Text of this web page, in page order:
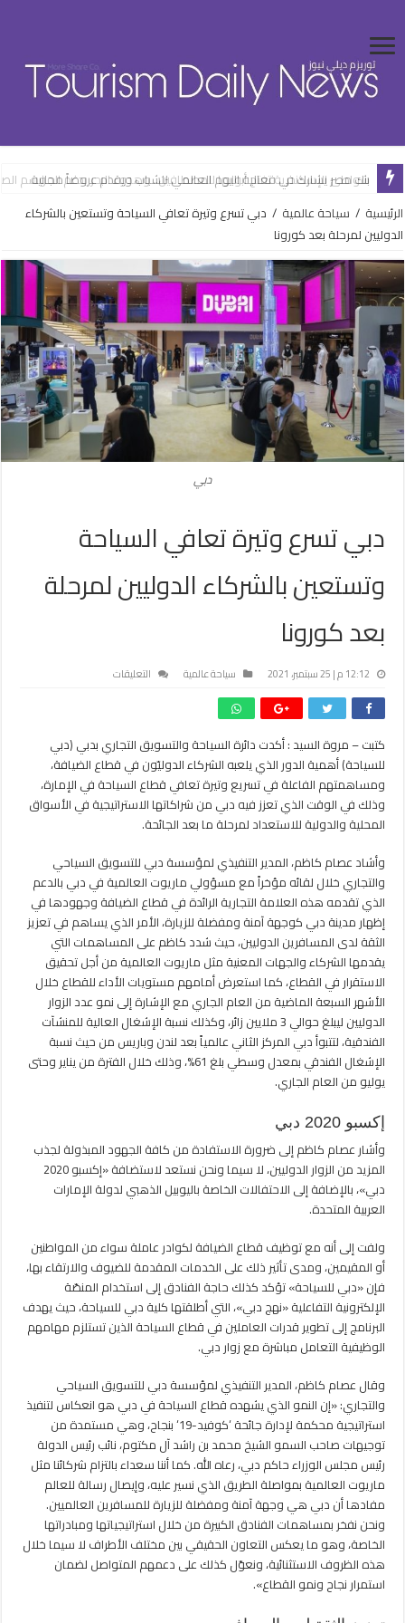
بنك مصر يشارك في فعالية اليوم العالمي للشباب ويقدم عروضاً مجانية
الرئيسية / سياحة عالمية / دبي تسرع وتيرة تعافي السياحة وتستعين بالشركاء
الدوليين لمرحلة بعد كورونا
دبي
دبي تسرع وتيرة تعافي السياحة
وتستعين بالشركاء الدوليين لمرحلة
بعد كورونا
12:12 م | 25 سبتمبر، 2021 سياحة عالمية التعليقات
تعافي
السياحة
وتستعين
بالشركاء
الدوليين
كورونا
مغلقة
كتبت – مروة السيد : أكدت دائرة السياحة والتسويق التجاري بدبي (دبي
للسياحة) أهمية الدور الذي يلعبه الشركاء الدوليّون في قطاع الضيافة،
ومساهمتهم الفاعلة في تسريع وتيرة تعافي قطاع السياحة في الإمارة،
وذلك في الوقت الذي تعزز فيه دبي من شراكاتها الاستراتيجية في الأسواق
المحلية والدولية للاستعداد لمرحلة ما بعد الجائحة.
وأشاد عصام كاظم، المدير التنفيذي لمؤسسة دبي للتسويق السياحي
والتجاري خلال لقائه مؤخراً مع مسؤولي ماريوت العالمية في دبي بالدعم
الذي تقدمه هذه العلامة التجارية الرائدة في قطاع الضيافة وجهودها في
إظهار مدينة دبي كوجهة آمنة ومفضلة للزيارة، الأمر الذي يساهم في تعزيز
الثقة لدى المسافرين الدوليين، حيث شدد كاظم على المساهمات التي
يقدمها الشركاء والجهات المعنية مثل ماريوت العالمية من أجل تحقيق
الاستقرار في القطاع، كما استعرض أمامهم مستويات الأداء للقطاع خلال
الأشهر السبعة الماضية من العام الجاري مع الإشارة إلى نمو عدد الزوار
الدوليين ليبلغ حوالي 3 ملايين زائر، وكذلك نسبة الإشغال العالية للمنشآت
الفندقية، لتتبوأ دبي المركز الثاني عالمياً بعد لندن وباريس من حيث نسبة
الإشغال الفندقي بمعدل وسطي بلغ 61%، وذلك خلال الفترة من يناير وحتى
يوليو من العام الجاري.
إكسبو 2020 دبي
وأشار عصام كاظم إلى ضرورة الاستفادة من كافة الجهود المبذولة لجذب
المزيد من الزوار الدوليين، لا سيما ونحن نستعد لاستضافة «إكسبو 2020
دبي»، بالإضافة إلى الاحتفالات الخاصة باليوبيل الذهبي لدولة الإمارات
العربية المتحدة.
ولفت إلى أنه مع توظيف قطاع الضيافة لكوادر عاملة سواء من المواطنين
أو المقيمين، ومدى تأثير ذلك على الخدمات المقدمة للضيوف والارتقاء بها،
فإن «دبي للسياحة» تؤكد كذلك حاجة الفنادق إلى استخدام المنصّة
الإلكترونية التفاعلية «نهج دبي»، التي أطلقتها كلية دبي للسياحة، حيث يهدف
البرنامج إلى تطوير قدرات العاملين في قطاع السياحة الذين تستلزم مهامهم
الوظيفية التعامل مباشرة مع زوار دبي.
وقال عصام كاظم، المدير التنفيذي لمؤسسة دبي للتسويق السياحي
والتجاري: «إن النمو الذي يشهده قطاع السياحة في دبي هو انعكاس لتنفيذ
استراتيجية محكمة لإدارة جائحة ‘كوفيد-19‘ بنجاح، وهي مستمدة من
توجيهات صاحب السمو الشيخ محمد بن راشد آل مكتوم، نائب رئيس الدولة
رئيس مجلس الوزراء حاكم دبي، رعاه الله. كما أننا سعداء بالتزام شركائنا مثل
ماريوت العالمية بمواصلة الطريق الذي نسير عليه، وإيصال رسالة للعالم
مفادها أن دبي هي وجهة آمنة ومفضلة للزيارة للمسافرين العالميين.
ونحن نفخر بمساهمات الفنادق الكبيرة من خلال استراتيجياتها ومبادراتها
الخاصة، وهو ما يعكس التعاون الحقيقي بين مختلف الأطراف لا سيما خلال
هذه الظروف الاستثنائية، ونعوّل كذلك على دعمهم المتواصل لضمان
استمرار نجاح ونمو القطاع».